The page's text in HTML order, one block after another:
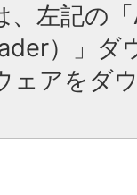
、左記の
）」ダ
ェアをダ